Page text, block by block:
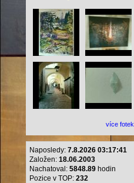
více fotek
Naposledy: 7.8.2026 03:17:41
Založen: 18.06.2003
Nachatoval: 5848.89 hodin
Pozice v TOP: 232